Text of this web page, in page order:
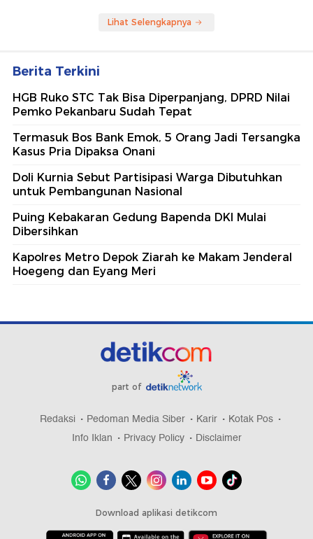
Lihat Selengkapnya
Berita Terkini
HGB Ruko STC Tak Bisa Diperpanjang, DPRD Nilai
Pemko Pekanbaru Sudah Tepat
Termasuk Bos Bank Emok, 5 Orang Jadi Tersangka
Kasus Pria Dipaksa Onani
Doli Kurnia Sebut Partisipasi Warga Dibutuhkan
untuk Pembangunan Nasional
Puing Kebakaran Gedung Bapenda DKI Mulai
Dibersihkan
Kapolres Metro Depok Ziarah ke Makam Jenderal
Hoegeng dan Eyang Meri
part of
Redaksi Pedoman Media Siber Karir
Kotak Pos
Info Iklan
Privacy Policy Disclaimer
Download aplikasi detikcom